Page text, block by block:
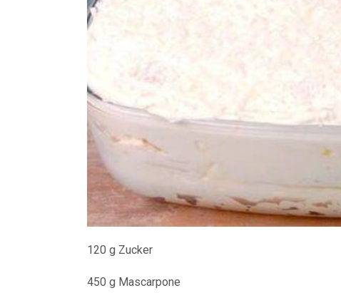
120 g Zucker
450 g Mascarpone